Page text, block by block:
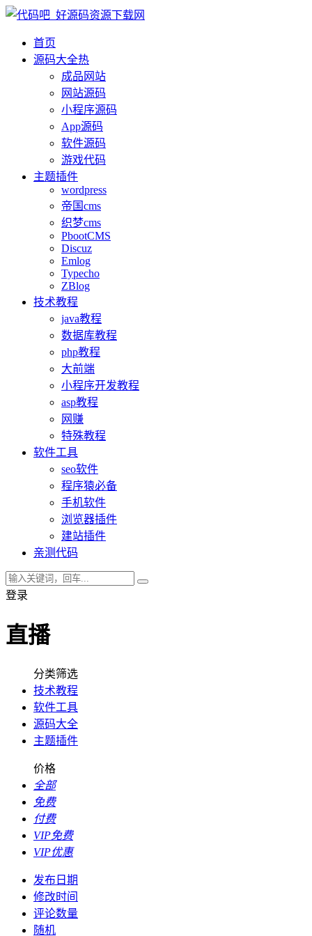
首页
源码大全热
成品网站
网站源码
小程序源码
App源码
软件源码
游戏代码
主题插件
wordpress
帝国cms
织梦cms
PbootCMS
Discuz
Emlog
Typecho
ZBlog
技术教程
java教程
数据库教程
php教程
大前端
小程序开发教程
asp教程
网赚
特殊教程
软件工具
seo软件
程序猿必备
手机软件
浏览器插件
建站插件
亲测代码
登录
直播
分类筛选
技术教程
软件工具
源码大全
主题插件
价格
全部
免费
付费
VIP免费
VIP优惠
发布日期
修改时间
评论数量
随机